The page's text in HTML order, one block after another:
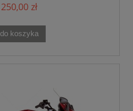
250,00 zł
do koszyka